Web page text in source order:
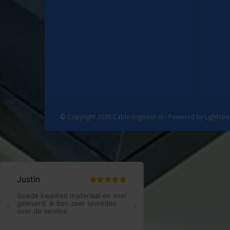
© Copyright 2026 Cable-Engineer.nl - Powered by